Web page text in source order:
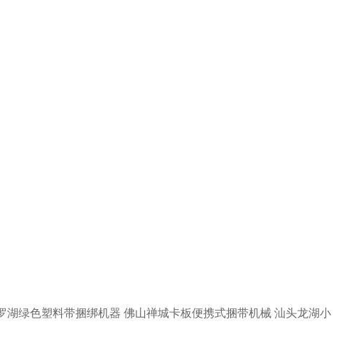
绿色塑料带捆绑机器 佛山禅城卡板便携式捆带机械 汕头龙湖小